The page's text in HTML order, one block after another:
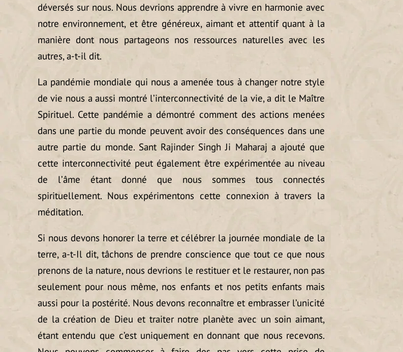
déversés sur nous. Nous devrions apprendre à vivre en harmonie avec
notre environnement, et être généreux, aimant et attentif quant à la
manière dont nous partageons nos ressources naturelles avec les
autres, a-t-il dit.
La pandémie mondiale qui nous a amenée tous à changer notre style
de vie nous a aussi montré l’interconnectivité de la vie, a dit le Maître
Spirituel. Cette pandémie a démontré comment des actions menées
dans une partie du monde peuvent avoir des conséquences dans une
autre partie du monde. Sant Rajinder Singh Ji Maharaj a ajouté que
cette interconnectivité peut également être expérimentée au niveau
de l’âme étant donné que nous sommes tous connectés
spirituellement. Nous expérimentons cette connexion à travers la
méditation.
Si nous devons honorer la terre et célébrer la journée mondiale de la
terre, a-t-Il dit, tâchons de prendre conscience que tout ce que nous
prenons de la nature, nous devrions le restituer et le restaurer, non pas
seulement pour nous même, nos enfants et nos petits enfants mais
aussi pour la postérité. Nous devons reconnaître et embrasser l’unicité
de la création de Dieu et traiter notre planète avec un soin aimant,
étant entendu que c’est uniquement en donnant que nous recevons.